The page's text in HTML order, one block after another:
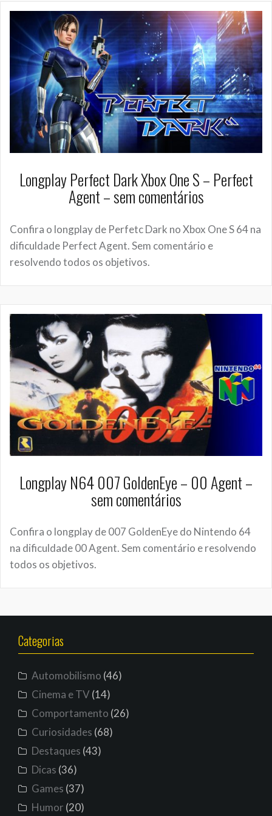
Longplay Perfect Dark Xbox One S – Perfect
Agent – sem comentários
Confira o longplay de Perfetc Dark no Xbox One S 64 na
dificuldade Perfect Agent. Sem comentário e
resolvendo todos os objetivos.
Longplay N64 007 GoldenEye – 00 Agent –
sem comentários
Confira o longplay de 007 GoldenEye do Nintendo 64
na dificuldade 00 Agent. Sem comentário e resolvendo
todos os objetivos.
Categorias
Automobilismo (46)
Cinema e TV(14)
Comportamento (26)
Curiosidades (68)
Destaques (43)
Dicas (36)
Games (37)
Humor (20)